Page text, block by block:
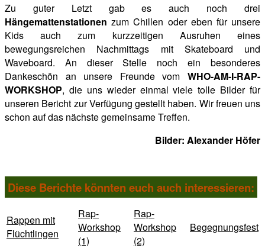
Zu guter Letzt gab es auch noch drei
Hängemattenstationenzum Chillen oder eben für unsere
Kids auch zum kurzzeitigen Ausruhen eines
bewegungsreichen Nachmittags mit Skateboard und
Waveboard. An dieser Stelle noch ein besonderes
Dankeschön an unsere Freunde vom WHO-AM-I-RAP-
WORKSHOP, die uns wieder einmal viele tolle Bilder für
unseren Bericht zur Verfügung gestellt haben. Wir freuen uns
schon auf das nächste gemeinsame Treffen.
Bilder: Alexander Höfer
Diese Berichte könnten euch auch interessieren:
Rappen mit
Flüchtlingen
Rap-
Workshop
(1)
Rap-
Workshop
(2)
Begegnungsfest